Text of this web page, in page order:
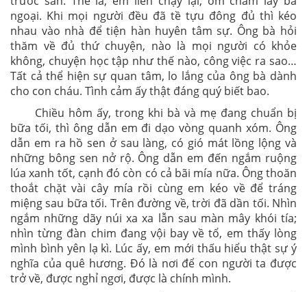
ngoại. Khi mọi người đều đã tề tựu đông đủ thì kéo
nhau vào nhà để tiện hàn huyên tâm sự. Ông bà hỏi
thăm về đủ thứ chuyện, nào là mọi người có khỏe
không, chuyện học tập như thế nào, công việc ra sao…
Tất cả thể hiện sự quan tâm, lo lắng của ông bà dành
cho con cháu. Tình cảm ấy thật đáng quý biết bao.
Chiều hôm ấy, trong khi bà và mẹ đang chuẩn bị
bữa tối, thì ông dẫn em đi dạo vòng quanh xóm. Ông
dẫn em ra hồ sen ở sau làng, có gió mát lồng lộng và
những bông sen nở rộ. Ông dẫn em đến ngắm ruộng
lúa xanh tốt, cạnh đó còn có cả bãi mía nữa. Ông thoăn
thoắt chặt vài cây mía rồi cùng em kéo về để tráng
miệng sau bữa tối. Trên đường về, trời đã dần tối. Nhìn
ngắm những dãy núi xa xa lẫn sau màn mây khói tía;
nhìn từng đàn chim đang vội bay về tổ, em thấy lòng
mình bình yên lạ kì. Lúc ấy, em mới thấu hiểu thật sự ý
nghĩa của quê hương. Đó là nơi để con người ta được
trở về, được nghỉ ngơi, được là chính mình.